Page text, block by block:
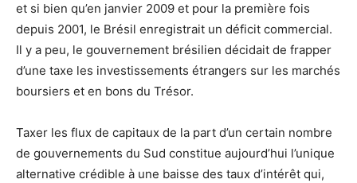
et si bien qu’en janvier 2009 et pour la première fois
depuis 2001, le Brésil enregistrait un déficit commercial.
Il y a peu, le gouvernement brésilien décidait de frapper
d’une taxe les investissements étrangers sur les marchés
boursiers et en bons du Trésor.
Taxer les flux de capitaux de la part d’un certain nombre
de gouvernements du Sud constitue aujourd’hui l’unique
alternative crédible à une baisse des taux d’intérêt qui,